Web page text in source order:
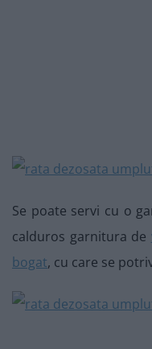
Se poate servi cu o
calduros garnitura de
bogat, cu care se